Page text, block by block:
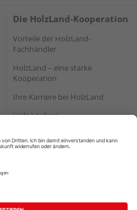
Die HolzLand-Kooperation
Vorteile der HolzLand-
Fachhändler
HolzLand – eine starke
Kooperation
Ihre Karriere bei HolzLand
Holz-Lexikon
Nutzungsbedingungen